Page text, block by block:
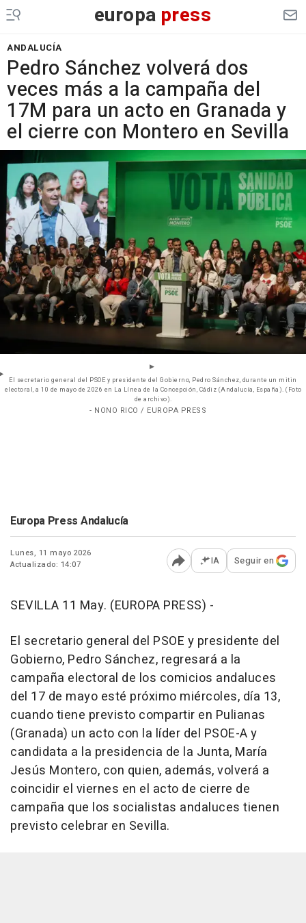
europa press
ANDALUCÍA
Pedro Sánchez volverá dos
veces más a la campaña del
17M para un acto en Granada y
el cierre con Montero en Sevilla
El secretario general del PSOE y presidente del Gobierno, Pedro Sánchez, durante un mitin
electoral, a 10 de mayo de 2026 en La Línea de la Concepción, Cádiz (Andalucía, España). (Foto
de archivo).
- NONO RICO / EUROPA PRESS
Europa Press Andalucía
Lunes, 11 mayo 2026
Actualizado: 14:07
Abrir opciones para
IA Seguir en
SEVILLA 11 May. (EUROPA PRESS) -
El secretario general del PSOE y presidente del
Gobierno, Pedro Sánchez, regresará a la
campaña electoral de los comicios andaluces
del 17 de mayo esté próximo miércoles, día 13,
cuando tiene previsto compartir en Pulianas
(Granada) un acto con la líder del PSOE-A y
candidata a la presidencia de la Junta, María
Jesús Montero, con quien, además, volverá a
coincidir el viernes en el acto de cierre de
campaña que los socialistas andaluces tienen
previsto celebrar en Sevilla.